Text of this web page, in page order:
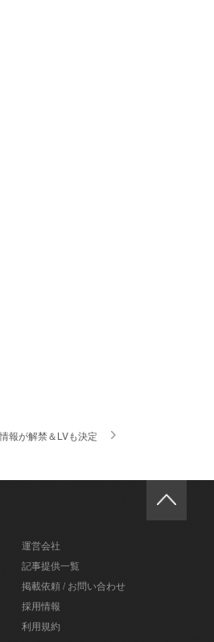
報が解禁＆LVも決定
運営会社
記事提供一覧
掲載依頼 / お問い合わせ
採用情報
利用規約